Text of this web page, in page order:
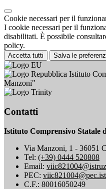
Cookie necessari per il
I cookie necessari per il
disabilitati. È possibile
policy.
Accetta tutti Salva le
Istituto
Manzoni"
Contatti
Istituto Comprensivo Statale
Via Manzoni, 1 - 36051
Tel: (+39) 0444 520808
Email:
PEC:
C.F.: 80016050249